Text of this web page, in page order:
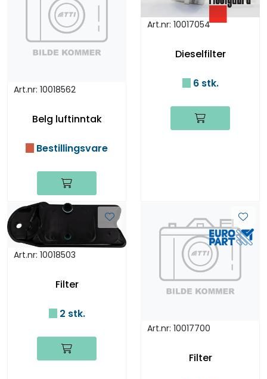
Art.nr: 10018562
Belg luftinntak
Bestillingsvare
Art.nr: 10017054
Dieselfilter
6 stk.
Art.nr: 10018503
Filter
2 stk.
Art.nr: 10017700
Filter